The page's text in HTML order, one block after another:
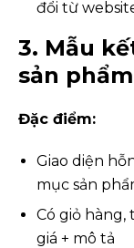
đổi từ
3. Mẫu
sản
Đặc điểm:
Giao diện
mục sản
Có giỏ hàng,
giá + mô tả